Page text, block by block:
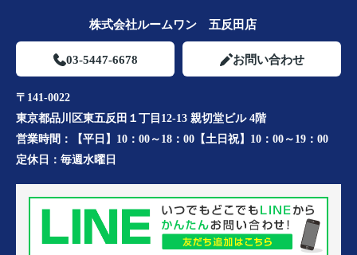
株式会社ルームワン 五反田店
03-5447-6678 お問い合わせ
〒141-0022
東京都品川区東五反田１丁目12-13 親切堂ビル 4階
営業時間：
【平日】10：00～18：00【土日祝】10：00～19：00
定休日： 毎週水曜日